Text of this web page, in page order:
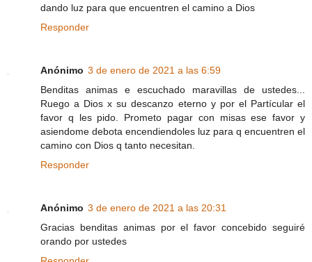
dando luz para que encuentren el camino a Dios
Responder
Anónimo 3 de enero de 2021 a las 6:59
Benditas animas e escuchado maravillas de ustedes...
Ruego a Dios x su descanzo eterno y por el Partícular el
favor q les pido. Prometo pagar con misas ese favor y
asiendome debota encendiendoles luz para q encuentren el
camino con Dios q tanto necesitan.
Responder
Anónimo 3 de enero de 2021 a las 20:31
Gracias benditas animas por el favor concebido seguiré
orando por ustedes